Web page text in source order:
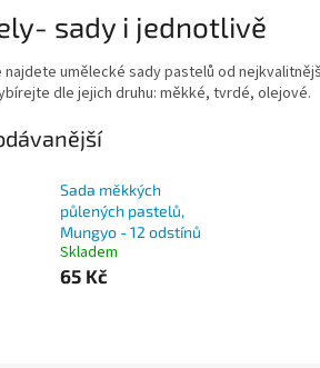
sady i jednotlivě
najdete umělecké sady pastelů od
dle jejich druhu: měkké, tvrdé, olejové.
Sada měkkých
půlených pastelů,
Mungyo - 12 odstínů
Skladem
65 Kč